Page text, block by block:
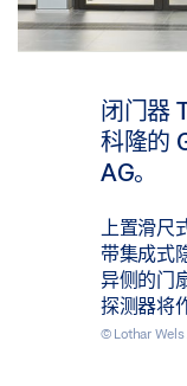
闭门器
科隆的
AG。
上置滑
带集成式
异侧的门
探测器将
© Lothar Wels